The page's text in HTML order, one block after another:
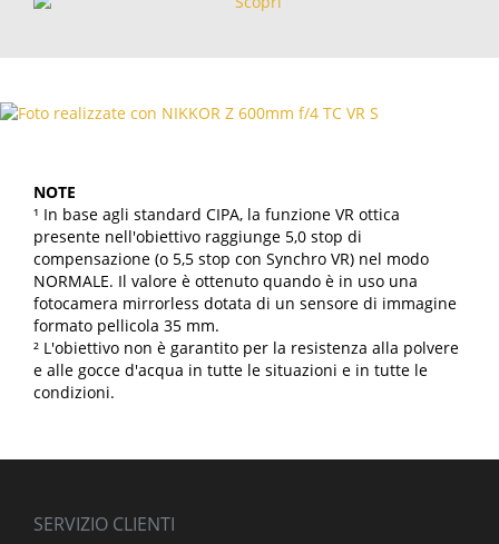
NOTE
¹ In base agli standard CIPA, la funzione VR ottica
presente nell'obiettivo raggiunge 5,0 stop di
compensazione (o 5,5 stop con Synchro VR) nel modo
NORMALE. Il valore è ottenuto quando è in uso una
fotocamera mirrorless dotata di un sensore di immagine
formato pellicola 35 mm.
² L'obiettivo non è garantito per la resistenza alla polvere
e alle gocce d'acqua in tutte le situazioni e in tutte le
condizioni.
SERVIZIO CLIENTI